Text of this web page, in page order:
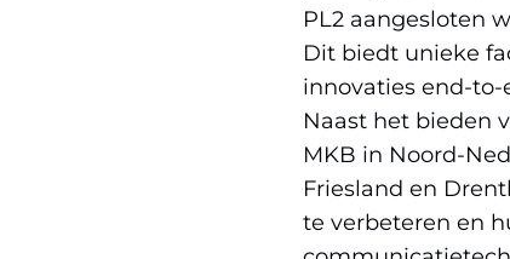
PL2 aangesloten
Dit biedt unieke
innovaties end-to-
Naast het bieden
MKB in Noord-
Friesland en
te verbeteren en